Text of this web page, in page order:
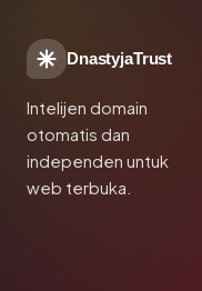
DnastyjaTrust
Intelijen domain
otomatis dan
independen untuk
web terbuka.